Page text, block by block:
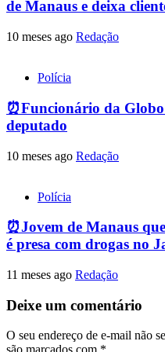
de Manaus e deixa
10 meses ago Redação
Polícia
⏰Funcionário da
deputado
10 meses ago Redação
Polícia
⏰Jovem de Manaus
é presa com drogas no
11 meses ago Redação
Deixe um comentário
O seu endereço de e-mail não